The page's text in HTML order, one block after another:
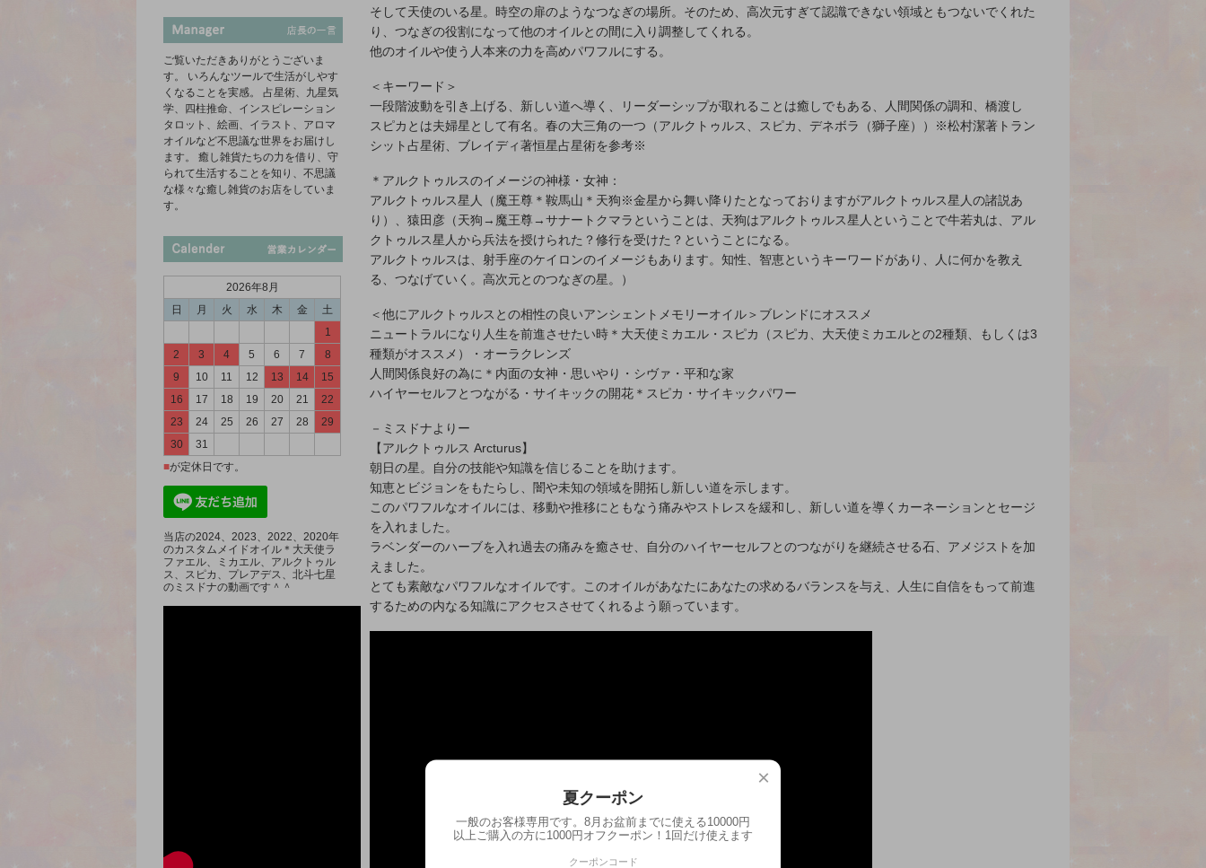
ご覧いただきありがとうございま
す。 いろんなツールで生活がしやす
くなることを実感。 占星術、九星気
学、四柱推命、インスピレーション
タロット、絵画、イラスト、アロマ
オイルなど不思議な世界をお届けし
ます。 癒し雑貨たちの力を借り、守
られて生活することを知り、不思議
な様々な癒し雑貨のお店をしていま
す。
2026年8月
日
月 火 水 木 金
土
1
2
3 4 5 6 7
8
9
10 11 12 13 14
15
16
17 18 19 20 21
22
23
24 25 26 27 28
29
30
31
■が定休日です。
当店の2024、2023、2022、2020年
のカスタムメイドオイル＊大天使ラ
ファエル、ミカエル、アルクトゥル
ス、スピカ、プレアデス、北斗七星
のミスドナの動画です＾＾
そして天使のいる星。時空の扉のようなつなぎの場所。そのため、高次元すぎて認識できない領域ともつないでくれた
り、つなぎの役割になって他のオイルとの間に入り調整してくれる。
他のオイルや使う人本来の力を高めパワフルにする。
＜キーワード＞
一段階波動を引き上げる、新しい道へ導く、リーダーシップが取れることは癒しでもある、人間関係の調和、橋渡し
スピカとは夫婦星として有名。春の大三角の一つ（アルクトゥルス、スピカ、デネボラ（獅子座））※松村潔著トラン
シット占星術、ブレイディ著恒星占星術を参考※
＊アルクトゥルスのイメージの神様・女神：
アルクトゥルス星人（魔王尊＊鞍馬山＊天狗※金星から舞い降りたとなっておりますがアルクトゥルス星人の諸説あ
り）、猿田彦（天狗→魔王尊→サナートクマラということは、天狗はアルクトゥルス星人ということで牛若丸は、アル
クトゥルス星人から兵法を授けられた？修行を受けた？ということになる。
アルクトゥルスは、射手座のケイロンのイメージもあります。知性、智恵というキーワードがあり、人に何かを教え
る、つなげていく。高次元とのつなぎの星。）
＜他にアルクトゥルスとの相性の良いアンシェントメモリーオイル＞ブレンドにオススメ
ニュートラルになり人生を前進させたい時＊大天使ミカエル・スピカ（スピカ、大天使ミカエルとの2種類、もしくは3
種類がオススメ）・オーラクレンズ
人間関係良好の為に＊内面の女神・思いやり・シヴァ・平和な家
ハイヤーセルフとつながる・サイキックの開花＊スピカ・サイキックパワー
－ミスドナよりー
【アルクトゥルス Arcturus】
朝日の星。自分の技能や知識を信じることを助けます。
知恵とビジョンをもたらし、闇や未知の領域を開拓し新しい道を示します。
このパワフルなオイルには、移動や推移にともなう痛みやストレスを緩和し、新しい道を導くカーネーションとセージ
を入れました。
ラベンダーのハーブを入れ過去の痛みを癒させ、自分のハイヤーセルフとのつながりを継続させる石、アメジストを加
えました。
とても素敵なパワフルなオイルです。このオイルがあなたにあなたの求めるバランスを与え、人生に自信をもって前進
するための内なる知識にアクセスさせてくれるよう願っています。
×
夏クーポン
一般のお客様専用です。8月お盆前までに使える10000円
以上ご購入の方に1000円オフクーポン！1回だけ使えます
クーポンコード